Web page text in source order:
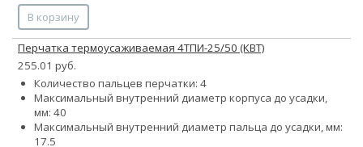
В корзину
Перчатка термоусаживаемая 4ТПИ-25/50 (КВТ)
255.01 руб.
Количество пальцев перчатки: 4
Максимальный внутренний диаметр корпуса до усадки,
мм: 40
Максимальный внутренний диаметр пальца до усадки, мм:
17.5